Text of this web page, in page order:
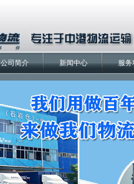
公司简介 新闻中心 服务